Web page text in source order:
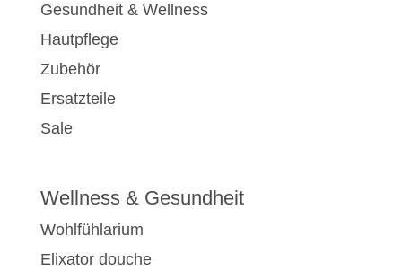
Gesundheit & Wellness
Hautpflege
Zubehör
Ersatzteile
Sale
Wellness & Gesundheit
Wohlfühlarium
Elixator douche